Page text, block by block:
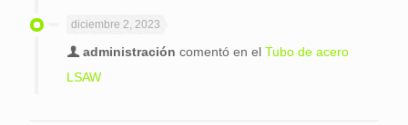
diciembre 2, 2023
administración comentó en el Tubo de acero
LSAW